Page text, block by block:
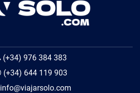
(+34) 976 384 383
(+34) 644 119 903
info@viajarsolo.com